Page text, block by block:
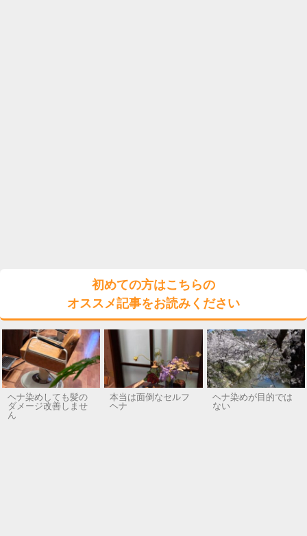
初めての方はこちらの
オススメ記事をお読みください
ヘナ染めしても髪の
ダメージ改善しませ
ん
本当は面倒なセルフ
ヘナ
ヘナ染めが目的では
ない